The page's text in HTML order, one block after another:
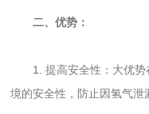
二、优势：
1. 提高安全性：大优势
境的安全性，防止因氢气泄